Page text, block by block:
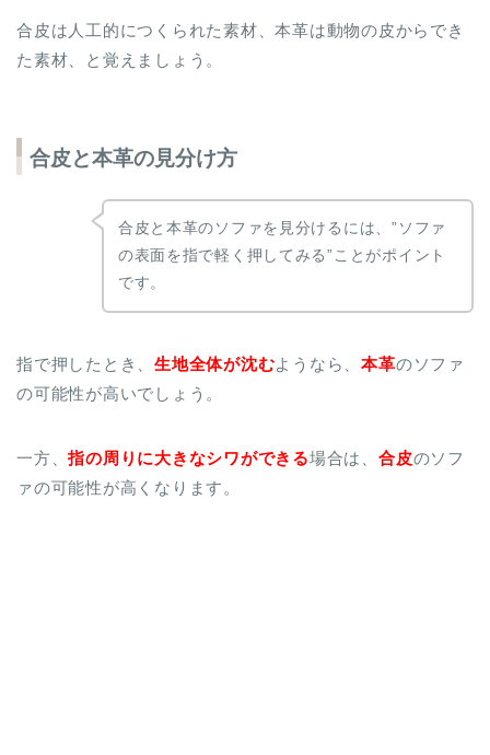
合皮は人工的につくられた素材、本革は動物の皮からでき
た素材、と覚えましょう。
合皮と本革の見分け方
合皮と本革のソファを見分けるには、”ソファ
の表面を指で軽く押してみる”ことがポイント
です。
指で押したとき、生地全体が沈むようなら、本革のソファ
の可能性が高いでしょう。
一方、指の周りに大きなシワができる場合は、 合皮のソフ
ァの可能性が高くなります。